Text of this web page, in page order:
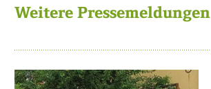
Weitere Pressemeldungen